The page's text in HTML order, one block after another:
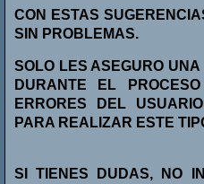
CON ESTAS
SIN PROBLEMAS.
SOLO LES ASEGURO
DURANTE EL
ERRORES DEL
PARA REALIZAR ESTE
SI TIENES DUDAS, NO